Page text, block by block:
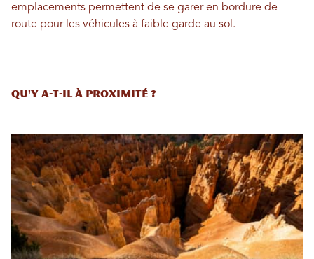
emplacements permettent de se garer en bordure de
route pour les véhicules à faible garde au sol.
Qu'y a-t-il à proximité ?